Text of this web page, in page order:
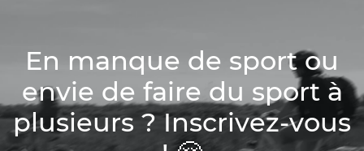
En manque de sport ou
envie de faire du sport à
plusieurs ? Inscrivez-vous